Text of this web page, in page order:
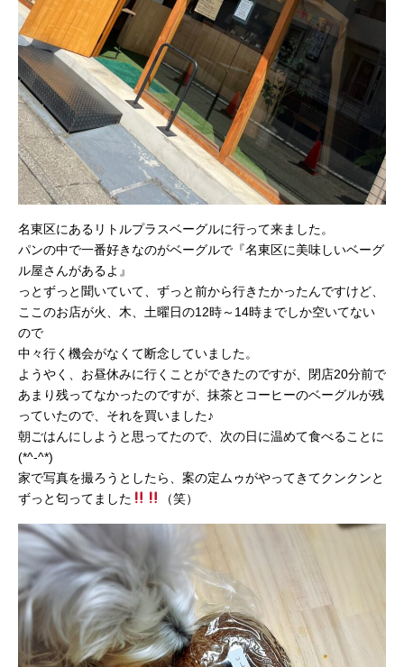
名東区にあるリトルプラスベーグルに行って来ました。
パンの中で一番好きなのがベーグルで『名東区に美味しいベーグ
ル屋さんがあるよ』
っとずっと聞いていて、ずっと前から行きたかったんですけど、
ここのお店が火、木、土曜日の12時～14時までしか空いてない
ので
中々行く機会がなくて断念していました。
ようやく、お昼休みに行くことができたのですが、閉店20分前で
あまり残ってなかったのですが、抹茶とコーヒーのベーグルが残
っていたので、それを買いました♪
朝ごはんにしようと思ってたので、次の日に温めて食べることに
(*^-^*)
家で写真を撮ろうとしたら、案の定ムゥがやってきてクンクンと
ずっと匂ってました
（笑）